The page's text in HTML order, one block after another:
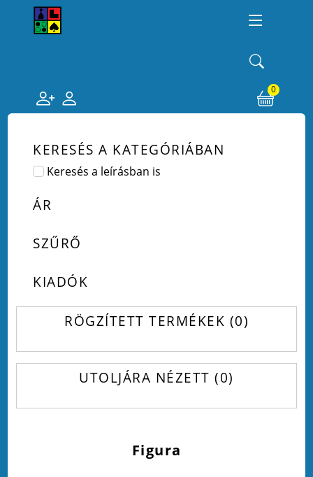
0
KERESÉS A KATEGÓRIÁBAN
Keresés a leírásban is
ÁR
SZŰRŐ
KIADÓK
RÖGZÍTETT TERMÉKEK 0
UTOLJÁRA NÉZETT 0
Figura